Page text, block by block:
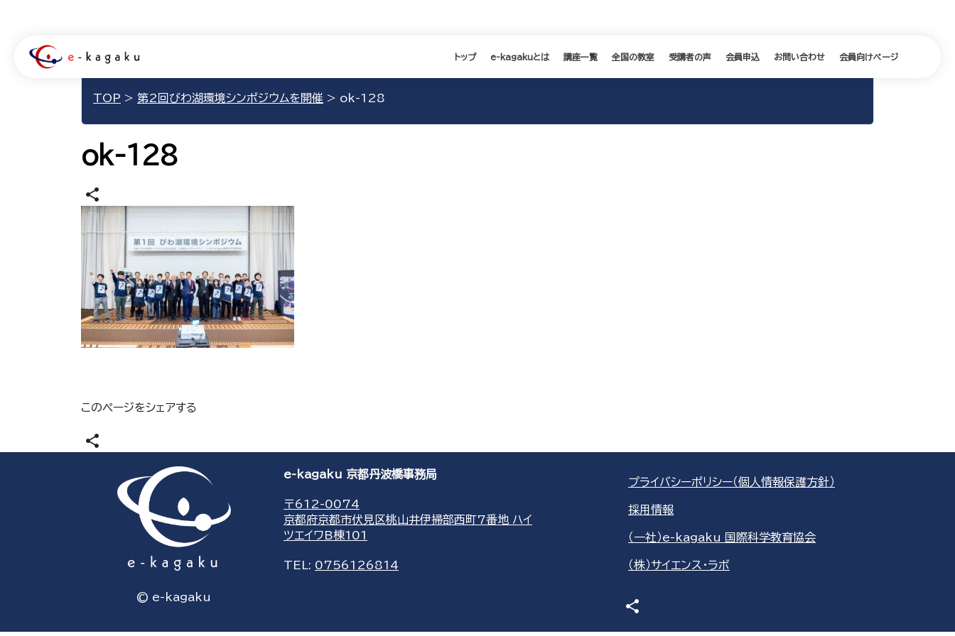
トップ e-kagakuとは 講座一覧 全国の教室 受講者の声 会員申込 お問い合わせ 会員向けページ
TOP > 第2回びわ湖環境シンポジウムを開催 > ok-128
ok-128
share
このページをシェアする
share
© e-kagaku
e-kagaku 京都丹波橋事務局
〒612-0074
京都府京都市伏見区桃山井伊掃部西町7番地 ハイ
ツエイワB棟101
TEL: 0756126814
プライバシーポリシー（個人情報保護方針）
採用情報
（一社）e-kagaku 国際科学教育協会
（株）サイエンス・ラボ
share